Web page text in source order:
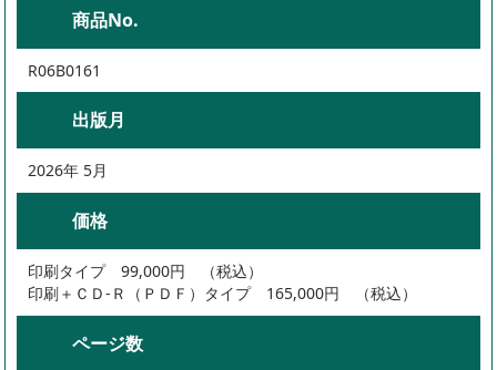
商品No.
R06B0161
出版月
2026年 5月
価格
印刷タイプ 99,000円 （税込）
印刷＋ＣＤ-Ｒ（ＰＤＦ）タイプ 165,000円 （税込）
ページ数